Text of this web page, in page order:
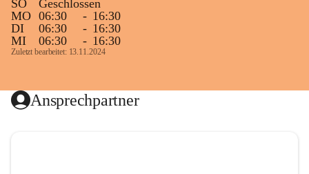
SO
Geschlossen
MO 06:30 - 16:30
DI
06:30 - 16:30
MI
06:30 - 16:30
Zuletzt bearbeitet: 13.11.2024
Ansprechpartner